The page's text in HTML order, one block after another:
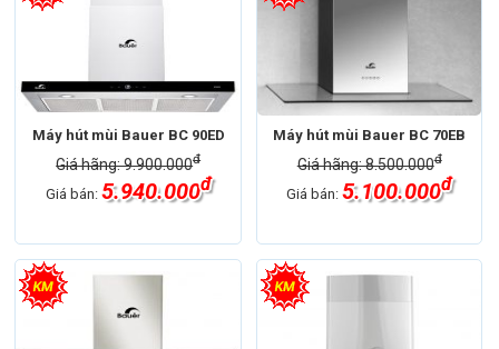
Máy hút mùi Bauer BC 90ED
Giá hãng: 9.900.000đ
Giá bán: 5.940.000đ
Máy hút mùi Bauer BC 70EB
Giá hãng: 8.500.000đ
Giá bán:5.100.000đ